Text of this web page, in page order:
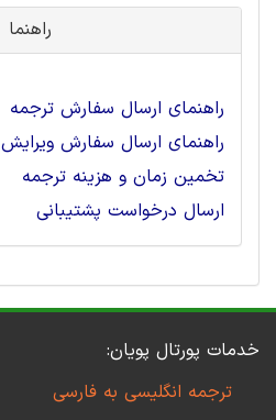
راهنما
راهنمای ارسال سفارش ترجمه
راهنمای ارسال سفارش ویرایش
تخمین زمان و هزینه ترجمه
ارسال درخواست پشتیبانی
خدمات پورتال پویان:
ترجمه انگلیسی به فارسی